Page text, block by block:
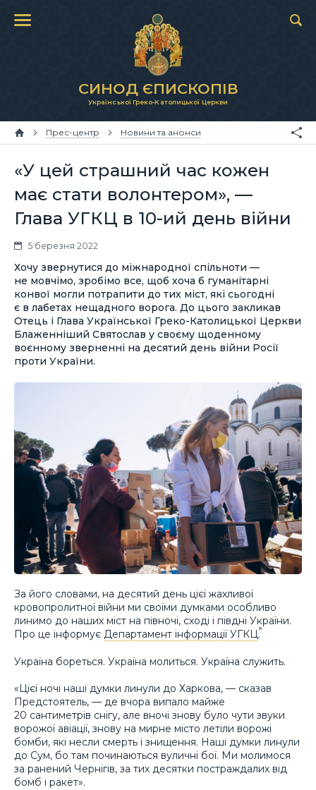
СИНОД ЄПИСКОПІВ
Української Греко-Католицької Церкви
Прес-центр Новини та анонси
«У цей страшний час кожен
має стати волонтером», —
Глава УГКЦ в 10-ий день війни
5 березня 2022
Хочу звернутися до міжнародної спільноти —
не мовчімо, зробімо все, щоб хоча б гуманітарні
конвої могли потрапити до тих міст, які сьогодні
є в лабетах нещадного ворога. До цього закликав
Отець і Глава Української Греко-Католицької Церкви
Блаженніший Святослав у своєму щоденному
воєнному зверненні на десятий день війни Росії
проти України.
За його словами, на десятий день цієї жахливої
кровопролитної війни ми своїми думками особливо
линимо до наших міст на півночі, сході і півдні України.
Про це інформує Департамент інформації УГКЦ.
Україна бореться. Україна молиться. Україна служить.
«Цієї ночі наші думки линули до Харкова, — сказав
Предстоятель, — де вчора випало майже
20 сантиметрів снігу, але вночі знову було чути звуки
ворожої авіації, знову на мирне місто летіли ворожі
бомби, які несли смерть і знищення. Наші думки линули
до Сум, бо там починаються вуличні бої. Ми молимося
за ранений Чернігів, за тих десятки постраждалих від
бомб і ракет».